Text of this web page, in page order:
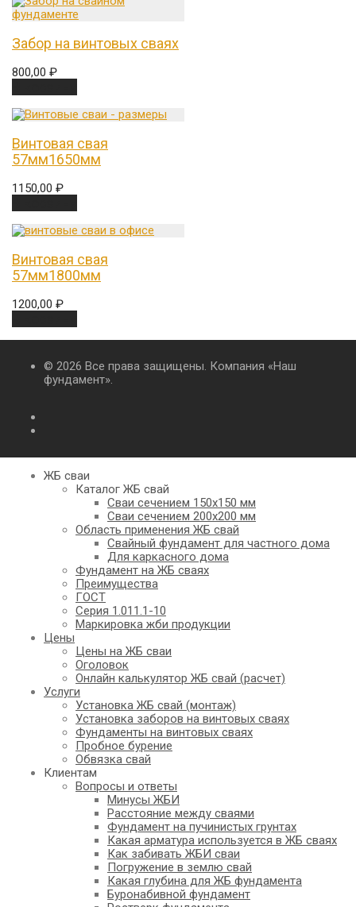
Забор на винтовых сваях
800,00 ₽
Винтовая свая
57мм1650мм
1150,00 ₽
Винтовая свая
57мм1800мм
1200,00 ₽
© 2026 Все права защищены. Компания «Наш
фундамент».
ЖБ сваи
Каталог ЖБ свай
Сваи сечением 150х150 мм
Сваи сечением 200х200 мм
Область применения ЖБ свай
Свайный фундамент для частного дома
Для каркасного дома
Фундамент на ЖБ сваях
Преимущества
ГОСТ
Серия 1.011.1-10
Маркировка жби продукции
Цены
Цены на ЖБ сваи
Оголовок
Онлайн калькулятор ЖБ свай (расчет)
Услуги
Установка ЖБ свай (монтаж)
Установка заборов на винтовых сваях
Фундаменты на винтовых сваях
Пробное бурение
Обвязка свай
Клиентам
Вопросы и ответы
Минусы ЖБИ
Расстояние между сваями
Фундамент на пучинистых грунтах
Какая арматура используется в ЖБ сваях
Как забивать ЖБИ сваи
Погружение в землю свай
Какая глубина для ЖБ фундамента
Буронабивной фундамент